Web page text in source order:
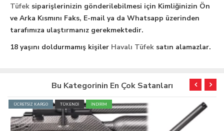
Tüfek siparişlerinizin gönderilebilmesi için Kimliğinizin Ön
ve Arka Kısmını Faks, E-mail ya da Whatsapp üzerinden
tarafımıza ulaştırmanız gerekmektedir.
18 yaşını doldurmamış kişiler Havalı Tüfek satın alamazlar.
Bu Kategorinin En Çok Satanları
ÜCRETSİZ KARGO TÜKENDİ İNDİRİM